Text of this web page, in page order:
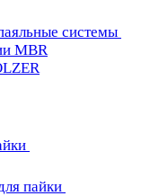
системы
MBR
пайки